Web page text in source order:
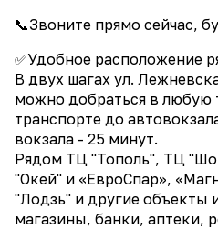
📞Звоните прямо сейчас,
✅Удобное расположение
В двух шагах ул.
можно добраться в любую
транспорте до
вокзала - 25 минут.
Рядом ТЦ "Тополь", ТЦ
"Окей" и «ЕвроСпар»,
"Лодзь" и другие объекты
магазины, банки, аптеки,